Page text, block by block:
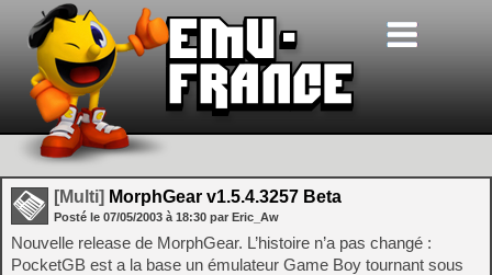
[Multi] MorphGear v1.5.4.3257 Beta
Posté le 07/05/2003 à 18:30 par Eric_Aw
Nouvelle release de MorphGear. L’histoire n’a pas changé :
PocketGB est a la base un émulateur Game Boy tournant sous